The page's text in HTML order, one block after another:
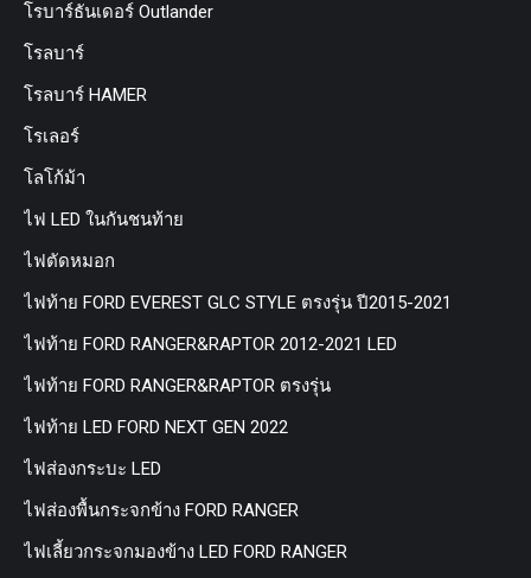
โรบาร์ธันเดอร์ Outlander
โรลบาร์
โรลบาร์ HAMER
โรเลอร์
โลโก้ม้า
ไฟ LED ในกันชนท้าย
ไฟตัดหมอก
ไฟท้าย FORD EVEREST GLC STYLE ตรงรุ่น ปี2015-2021
ไฟท้าย FORD RANGER&RAPTOR 2012-2021 LED
ไฟท้าย FORD RANGER&RAPTOR ตรงรุ่น
ไฟท้าย LED FORD NEXT GEN 2022
ไฟส่องกระบะ LED
ไฟส่องพื้นกระจกข้าง FORD RANGER
ไฟเลี้ยวกระจกมองข้าง LED FORD RANGER